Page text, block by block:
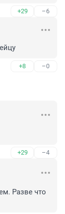
+29 –6
+8 –0
+29 –4
Разве что